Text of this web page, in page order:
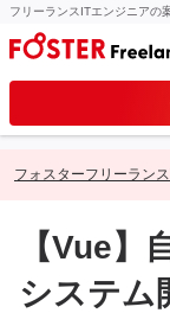
フリーランスITエンジニアの
フォスターフリーラン
【Vue】
システム